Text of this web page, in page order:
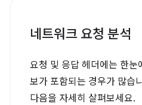
네트워크 요청 분석
요청 및 응답 헤더에는 한눈
보가 포함되는 경우가 많습
다음을 자세히 살펴보세요.